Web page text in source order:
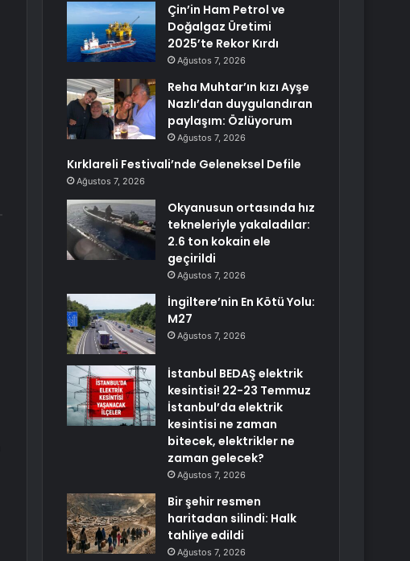
Çin’in Ham Petrol ve
Doğalgaz Üretimi
2025’te Rekor Kırdı
Ağustos 7, 2026
Reha Muhtar’ın kızı Ayşe
Nazlı’dan duygulandıran
paylaşım: Özlüyorum
Ağustos 7, 2026
Kırklareli Festivali’nde Geleneksel Defile
Ağustos 7, 2026
Okyanusun ortasında hız
tekneleriyle yakaladılar:
2.6 ton kokain ele
geçirildi
Ağustos 7, 2026
İngiltere’nin En Kötü Yolu:
M27
Ağustos 7, 2026
İstanbul BEDAŞ elektrik
kesintisi! 22-23 Temmuz
İstanbul’da elektrik
kesintisi ne zaman
bitecek, elektrikler ne
zaman gelecek?
Ağustos 7, 2026
Bir şehir resmen
haritadan silindi: Halk
tahliye edildi
Ağustos 7, 2026